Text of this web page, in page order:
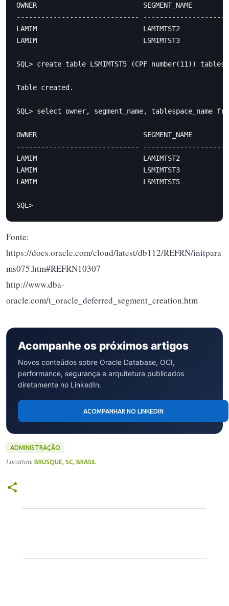
OWNER                          SEGMENT_NAME
------------------------------
LAMIM                          LAMIMTST2
LAMIM                          LSMIMTST3
SQL> create table LSMIMTST5 (CPF number(11))
Table created.
SQL> select owner, segment_name, tablespace_name
OWNER                          SEGMENT_NAME
------------------------------
LAMIM                          LAMIMTST2
LAMIM                          LSMIMTST3
LAMIM                          LSMIMTST5
SQL>
Fonte:
https://docs.oracle.com/cloud/latest/db112/REFRN/initpara
ms075.htm#REFRN10307
http://www.dba-
oracle.com/t_oracle_deferred_segment_creation.htm
Acompanhe os próximos artigos
Novos conteúdos sobre Oracle Database, OCI,
performance, segurança e arquitetura publicados
diretamente no LinkedIn.
ACOMPANHAR NO LINKEDIN
ADMINISTRAÇÃO
Location: BRUSQUE, SC, BRASIL